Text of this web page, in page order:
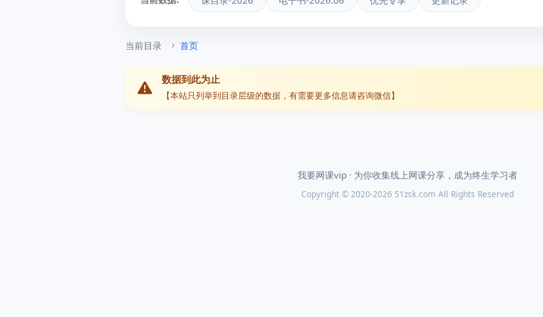
当前目录 首页
数据到此为止
【本站只列举到目录层级的数据，有需要更多信息请咨询微信】
我要网课vip · 为你收集线上网课分享，成为终生学习者
Copyright © 2020-2026 51zsk.com All Rights Reserved